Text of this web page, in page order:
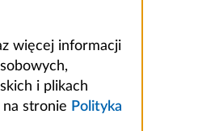
więcej informacji
i plikach
stronie Polityka